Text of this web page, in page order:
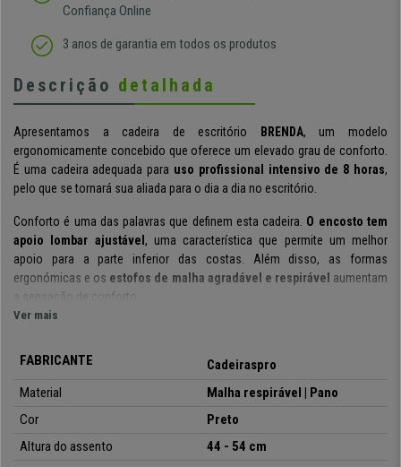
Confiança Online
3 anos de garantia em todos os produtos
Descrição detalhada
Apresentamos a cadeira de escritório BRENDA, um modelo
ergonomicamente concebido que oferece um elevado grau de conforto.
É uma cadeira adequada para uso profissional intensivo de 8 horas,
pelo que se tornará sua aliada para o dia a dia no escritório.
Conforto é uma das palavras que definem esta cadeira. O encosto tem
apoio lombar ajustável, uma característica que permite um melhor
apoio para a parte inferior das costas. Além disso, as formas
ergonómicas e os estofos de malha agradável e respirável aumentam
a sensação de conforto.
movimentos e promove a circulação do sangue.
intensidade com que o sistema funciona pode ser ajustada.
O assento com acolchoado de alta densidade
superior, tal como os materiais de fabrico
Ver mais
FABRICANTE
Cadeiraspro
Material
Malha respirável | Pano
Cor
Preto
Altura do assento
44 - 54 cm